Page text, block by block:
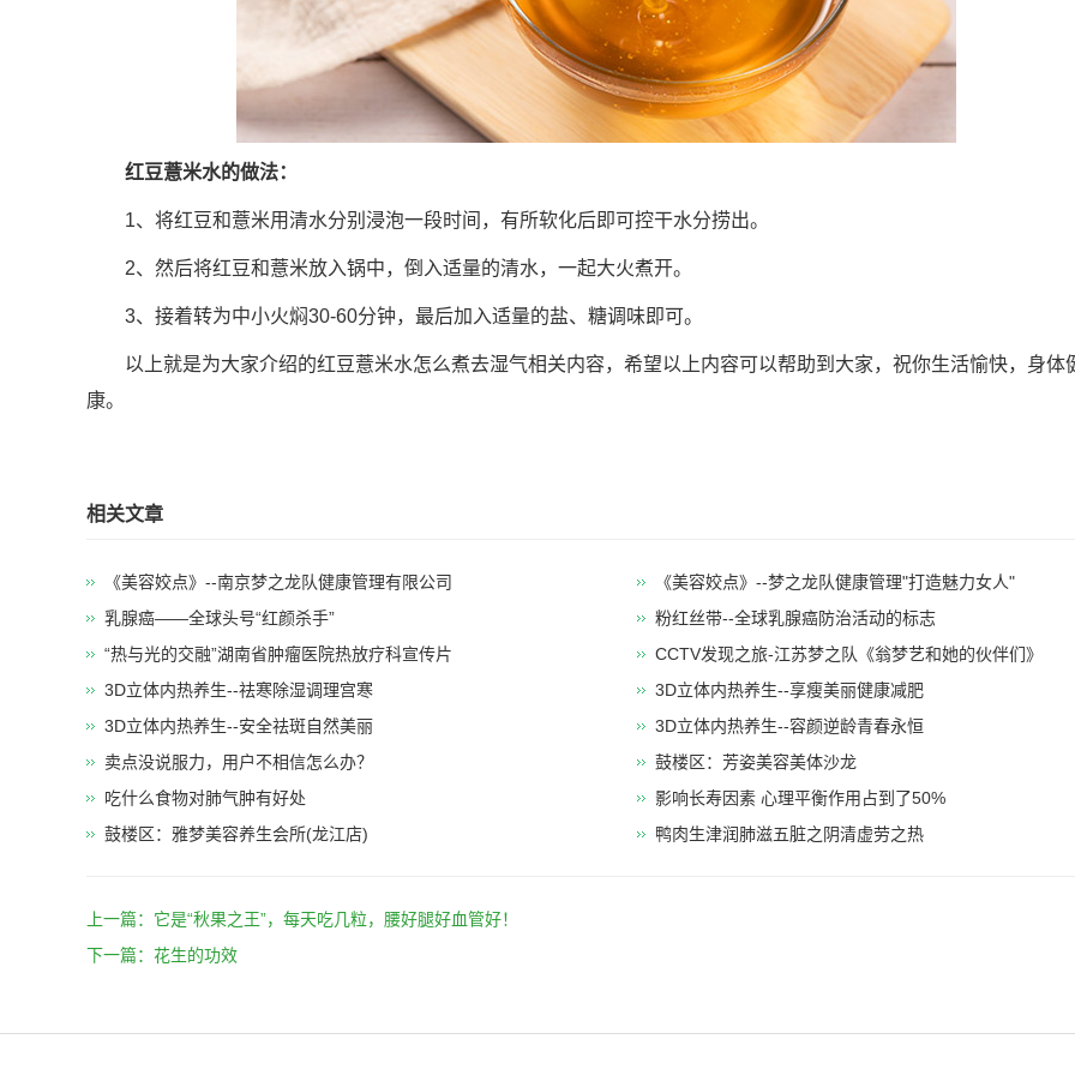
红豆薏米水的做法：
1、将红豆和薏米用清水分别浸泡一段时间，有所软化后即可控干水分捞出。
2、然后将红豆和薏米放入锅中，倒入适量的清水，一起大火煮开。
3、接着转为中小火焖30-60分钟，最后加入适量的盐、糖调味即可。
以上就是为大家介绍的红豆薏米水怎么煮去湿气相关内容，希望以上内容可以帮助到大家，祝你生活愉快，身体
康。
相关文章
《美容姣点》--南京梦之龙队健康管理有限公司
《美容姣点》--梦之龙队健康管理"打造魅力女人"
乳腺癌——全球头号“红颜杀手”
粉红丝带--全球乳腺癌防治活动的标志
“热与光的交融”湖南省肿瘤医院热放疗科宣传片
CCTV发现之旅-江苏梦之队《翁梦艺和她的伙伴们》
3D立体内热养生--祛寒除湿调理宫寒
3D立体内热养生--享瘦美丽健康减肥
​3D立体内热养生--安全祛斑自然美丽
​3D立体内热养生--容颜逆龄青春永恒
卖点没说服力，用户不相信怎么办？
鼓楼区：芳姿美容美体沙龙
吃什么食物对肺气肿有好处
影响长寿因素 心理平衡作用占到了50%
鼓楼区：雅梦美容养生会所(龙江店)
鸭肉生津润肺滋五脏之阴清虚劳之热
上一篇： 它是“秋果之王”，每天吃几粒，腰好腿好血管好！
下一篇： 花生的功效